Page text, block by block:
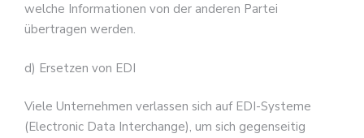
welche Informationen von der anderen Partei
übertragen werden.
d) Ersetzen von EDI
Viele Unternehmen verlassen sich auf EDI-Systeme
(Electronic Data Interchange), um sich gegenseitig